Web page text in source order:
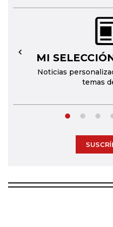
MI
Noticias
temas
←